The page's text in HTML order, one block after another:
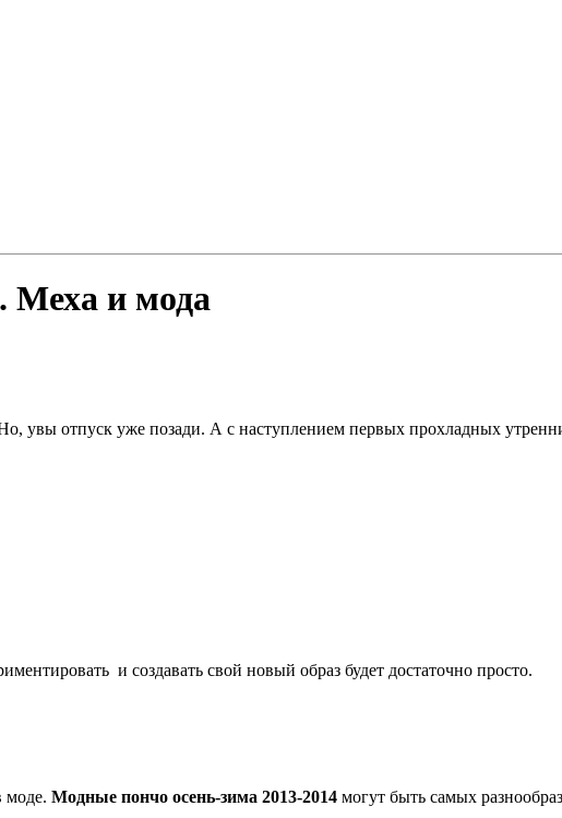
Меха и мода
увы отпуск уже позади. А с наступлением первых прохладных
и создавать свой новый образ будет достаточно просто.
моде. Модные пончо осень-зима 2013-2014 могут быть самых